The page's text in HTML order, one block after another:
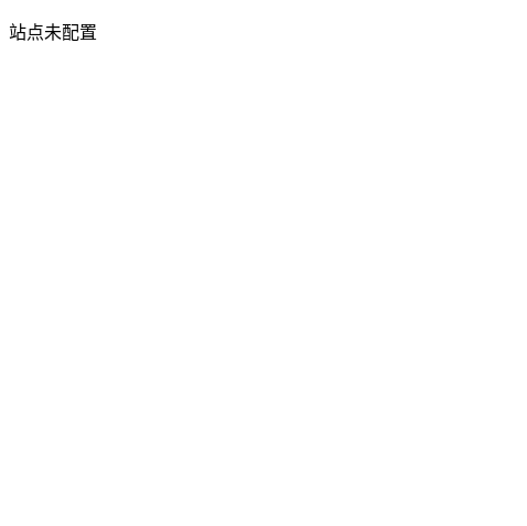
站点未配置